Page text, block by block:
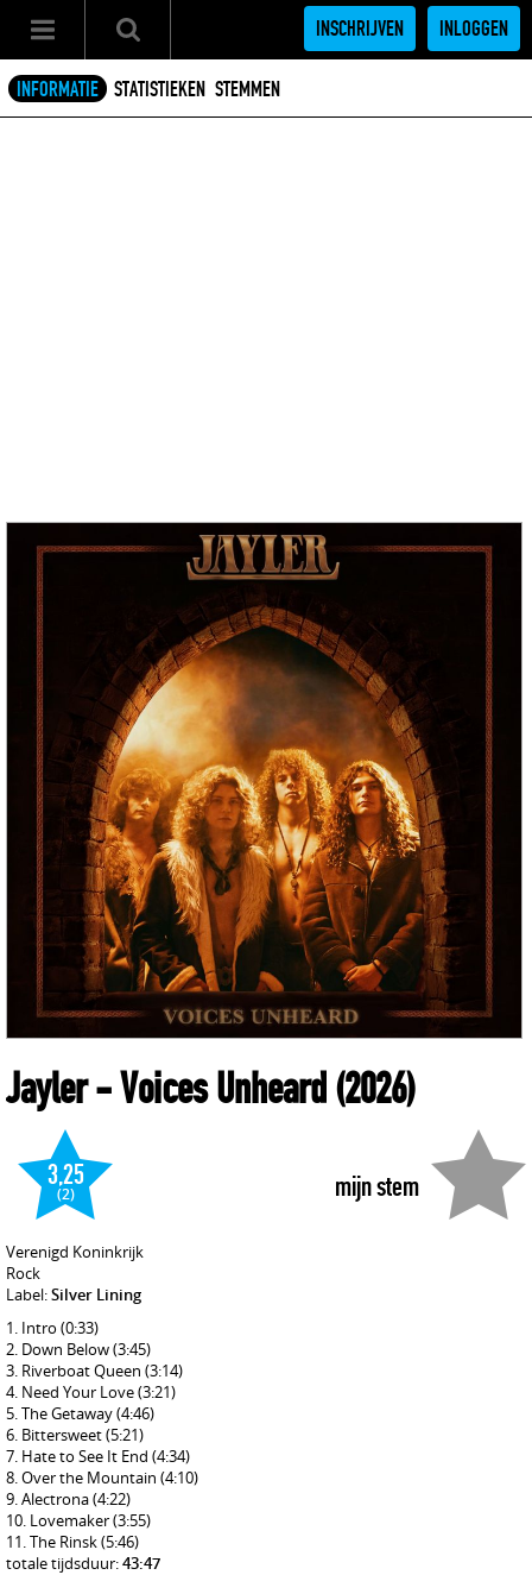
INSCHRIJVEN INLOGGEN
INFORMATIE STATISTIEKEN STEMMEN
Jayler- Voices Unheard(2026)
mijn stem
3,25
(2)
Verenigd Koninkrijk
Rock
Label:Silver Lining
Intro (0:33)
Down Below(3:45)
Riverboat Queen (3:14)
Need Your Love(3:21)
The Getaway(4:46)
Bittersweet(5:21)
Hate to See It End (4:34)
Over the Mountain (4:10)
Alectrona(4:22)
Lovemaker(3:55)
The Rinsk(5:46)
totale tijdsduur:43:47